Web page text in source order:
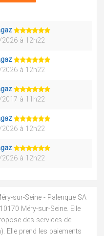
à 12h22
à 12h22
à 11h22
à 12h22
à 12h22
sur-Seine - Palenque SA
Méry-sur-Seine. Elle
des services de
Elle prend les paiements